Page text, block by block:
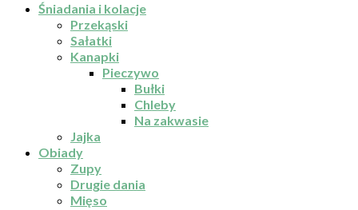
Śniadania i kolacje
Przekąski
Sałatki
Kanapki
Pieczywo
Bułki
Chleby
Na zakwasie
Jajka
Obiady
Zupy
Drugie dania
Mięso